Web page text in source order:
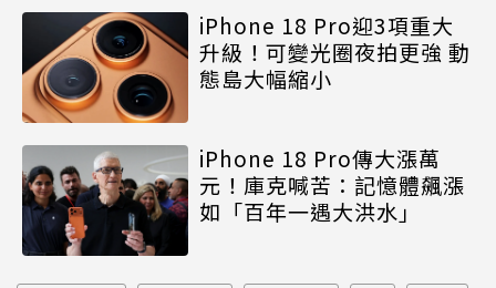
iPhone 18 Pro迎3項重大
升級！可變光圈夜拍更強 動
態島大幅縮小
iPhone 18 Pro傳大漲萬
元！庫克喊苦：記憶體飆漲
如「百年一遇大洪水」